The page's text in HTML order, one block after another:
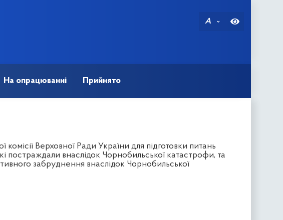
A
На опрацюванні Прийнято
Верховної Ради України для підготовки питань
постраждали внаслідок Чорнобильської катастрофи, та
забруднення внаслідок Чорнобильської